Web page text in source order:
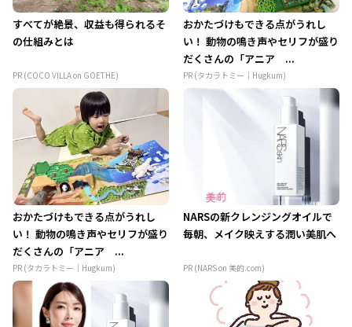
すべてが絶景、収益も得られるそ
の仕組みとは
PR (COCO VILLA on GOETHE)
おかたづけもできる点がうれし
い！ 動物の鳴き声やセリフが盛り
だくさんの「アニア ...
PR (タカラトミー｜Hugkum)
おかたづけもできる点がうれし
い！ 動物の鳴き声やセリフが盛り
だくさんの「アニア ...
PR (タカラトミー｜Hugkum)
NARSの新クレンジングオイルで
毎朝、メイク映えする潤い美肌へ
PR (NARS on 美的.com)